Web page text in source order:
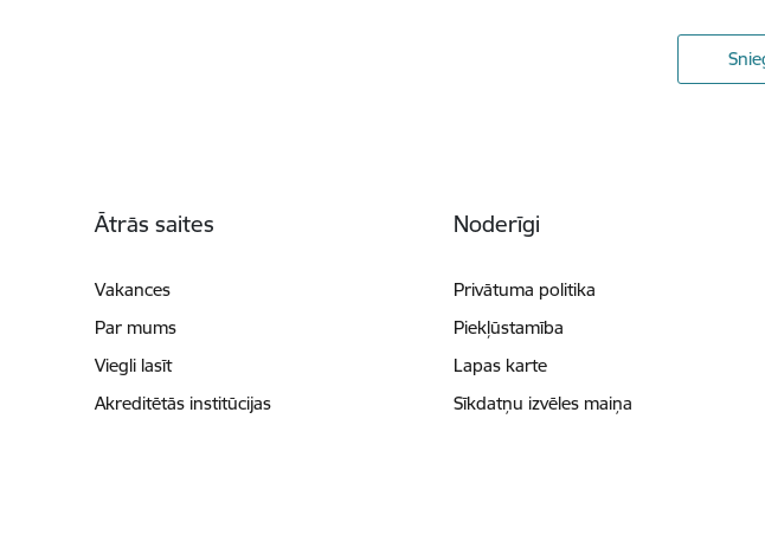
Ātrās saites
Vakances
Par mums
Viegli lasīt
Akreditētās institūcijas
Noderīgi
Privātuma politika
Piekļūstamība
Lapas karte
Sīkdatņu izvēles maiņa